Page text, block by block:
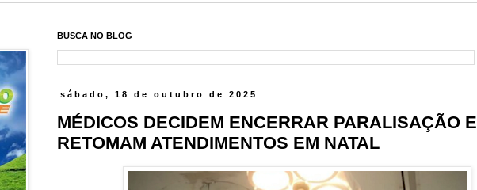
BUSCA NO BLOG
sábado, 18 de outubro de 2025
MÉDICOS DECIDEM ENCERRAR PARALISAÇÃO E
RETOMAM ATENDIMENTOS EM NATAL